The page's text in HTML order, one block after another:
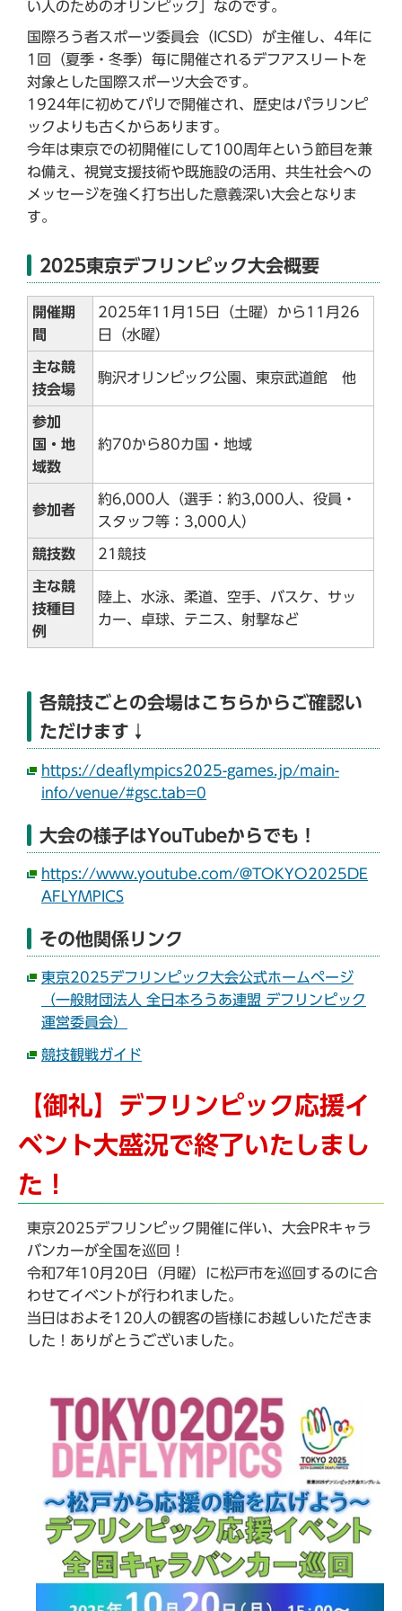
い人のためのオリンピック」なのです。
国際ろう者スポーツ委員会（ICSD）が主催し、4年に
1回（夏季・冬季）毎に開催されるデフアスリートを
対象とした国際スポーツ大会です。
1924年に初めてパリで開催され、歴史はパラリンピ
ックよりも古くからあります。
今年は東京での初開催にして100周年という節目を兼
ね備え、視覚支援技術や既施設の活用、共生社会への
メッセージを強く打ち出した意義深い大会となりま
す。
2025東京デフリンピック大会概要
開催期
間
2025年11月15日（土曜）から11月26
日（水曜）
主な競
技会場
駒沢オリンピック公園、東京武道館 他
参加
国・地
域数
約70から80カ国・地域
参加者
約6,000人（選手：約3,000人、役員・
スタッフ等：3,000人）
競技数 21競技
主な競
技種目
例
陸上、水泳、柔道、空手、バスケ、サッ
カー、卓球、テニス、射撃など
各競技ごとの会場はこちらからご確認い
ただけます↓
https://deaflympics2025-games.jp/main-
info/venue/#gsc.tab=0
大会の様子はYouTubeからでも！
https://www.youtube.com/@TOKYO2025DE
AFLYMPICS
その他関係リンク
東京2025デフリンピック大会公式ホームページ
（一般財団法人 全日本ろうあ連盟 デフリンピック
運営委員会）
競技観戦ガイド
【御礼】デフリンピック応援イ
ベント大盛況で終了いたしまし
た！
東京2025デフリンピック開催に伴い、大会PRキャラ
バンカーが全国を巡回！
令和7年10月20日（月曜）に松戸市を巡回するのに合
わせてイベントが行われました。
当日はおよそ120人の観客の皆様にお越しいただきま
した！ありがとうございました。